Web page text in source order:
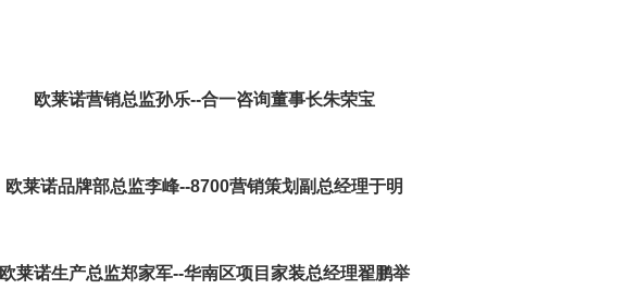
欧莱诺营销总监孙乐--合一咨询董事长朱荣宝
欧莱诺品牌部总监李峰--8700营销策划副总经理于明
欧莱诺生产总监郑家军--华南区项目家装总经理翟鹏举